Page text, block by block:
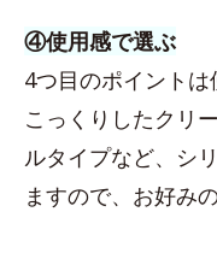
④使用感で選ぶ
4つ目のポイントは
こっくりしたクリ
ルタイプなど、シ
ますので、お好み